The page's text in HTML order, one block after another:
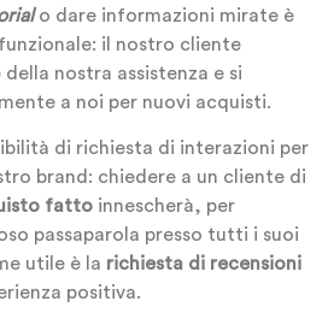
o dare informazioni mirate è
il nostro cliente
nostra assistenza e si
a noi per nuovi acquisti.
di richiesta di interazioni per
brand: chiedere a un cliente di
fatto innescherà, per
passaparola presso tutti i suoi
utile è la richiesta di recensioni
positiva.